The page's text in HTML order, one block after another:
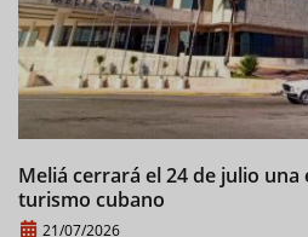
Meliá cerrará el 24 de julio una
turismo cubano
21/07/2026